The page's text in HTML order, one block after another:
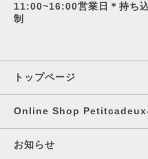
11:00~16:00営業日＊持ち
制
トップページ
Online Shop
お知らせ